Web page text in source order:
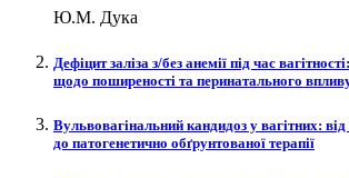
Ю.М. Дука
Дефіцит заліза з/без анемії під час
щодо поширеності та перинатального
Вульвовагінальний кандидоз у вагітних:
до патогенетично обґрунтованої терапії